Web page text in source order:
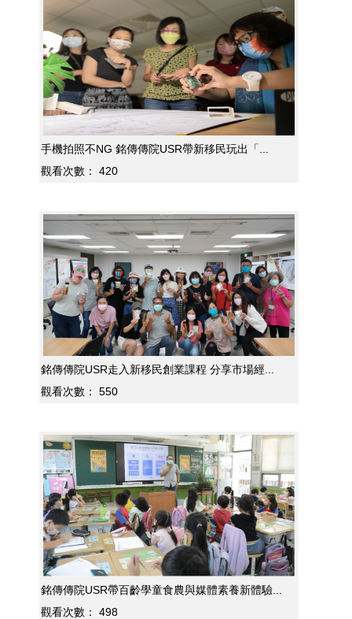
手機拍照不NG 銘傳傳院USR帶新移民玩出「...
觀看次數：
420
銘傳傳院USR走入新移民創業課程 分享市場經...
觀看次數：
550
銘傳傳院USR帶百齡學童食農與媒體素養新體驗...
觀看次數：
498